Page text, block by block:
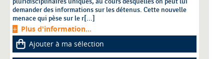
demander des informations sur les détenus. Cette nouvelle
menace qui pèse sur le r[...]
Plus d'information...
Ajouter à ma sélection